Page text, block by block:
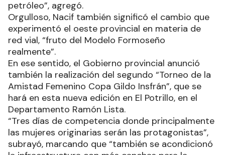
petróleo”, agregó.
Orgulloso, Nacif también significó el cambio que
experimentó el oeste provincial en materia de
red vial, “fruto del Modelo Formoseño
realmente”.
En ese sentido, el Gobierno provincial anunció
también la realización del segundo “Torneo de la
Amistad Femenino Copa Gildo Insfrán”, que se
hará en esta nueva edición en El Potrillo, en el
Departamento Ramón Lista.
“Tres días de competencia donde principalmente
las mujeres originarias serán las protagonistas”,
subrayó, marcando que “también se acondicionó